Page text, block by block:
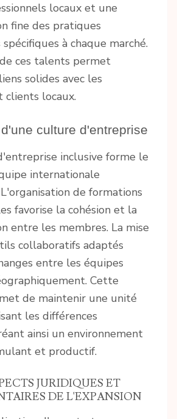
locaux et une
fine des pratiques
à chaque marché.
ces talents permet
solides avec les
clients locaux.
culture d'entreprise
inclusive forme le
internationale
de formations
favorise la cohésion et la
entre les membres. La mise
collaboratifs adaptés
entre les équipes
Cette
de maintenir une unité
les différences
ainsi un environnement
et productif.
JURIDIQUES ET
DE L'EXPANSION